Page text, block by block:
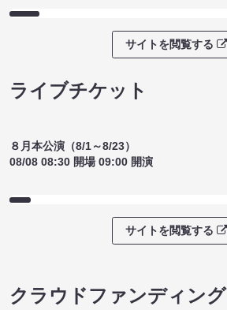
サイトを閲覧する
ライブチケット
８月本公演（8/1～8/23）
08/08 08:30 開場 09:00 開演
サイトを閲覧する
クラウドファンディング